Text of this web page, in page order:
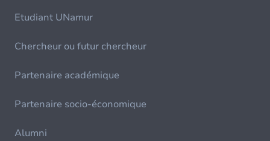
Etudiant UNamur
Chercheur ou futur chercheur
Partenaire académique
Partenaire socio-économique
Alumni